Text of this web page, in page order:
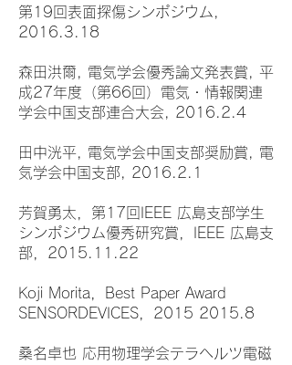
第19回表面探傷シンポジウム,
2016.3.18
森田洪爾, 電気学会優秀論文発表賞, 平
成27年度（第66回）電気・情報関連
学会中国支部連合大会, 2016.2.4
田中洸平, 電気学会中国支部奨励賞, 電
気学会中国支部, 2016.2.1
芳賀勇太，第17回IEEE 広島支部学生
シンポジウム優秀研究賞，IEEE 広島支
部，2015.11.22
Koji Morita，Best Paper Award
SENSORDEVICES，2015 2015.8
桑名卓也 応用物理学会テラヘルツ電磁